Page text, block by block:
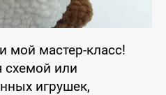
мой мастер-класс!
схемой или
игрушек,